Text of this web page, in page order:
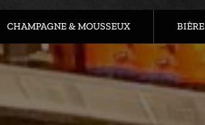
CHAMPAGNE & MOUSSEUX BIÈRE